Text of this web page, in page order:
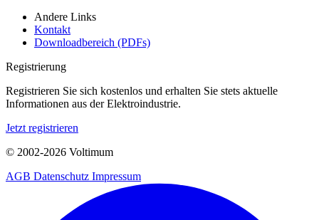
Andere Links
Kontakt
Downloadbereich (PDFs)
Registrierung
Registrieren Sie sich kostenlos und erhalten Sie stets aktuelle
Informationen aus der Elektroindustrie.
Jetzt registrieren
© 2002-2026 Voltimum
AGB Datenschutz Impressum